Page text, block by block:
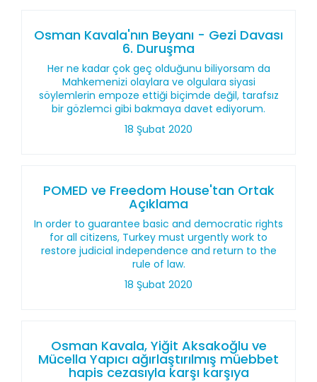
Osman Kavala'nın Beyanı - Gezi Davası
6. Duruşma
Her ne kadar çok geç olduğunu biliyorsam da
Mahkemenizi olaylara ve olgulara siyasi
söylemlerin empoze ettiği biçimde değil, tarafsız
bir gözlemci gibi bakmaya davet ediyorum.
18 Şubat 2020
POMED ve Freedom House'tan Ortak
Açıklama
In order to guarantee basic and democratic rights
for all citizens, Turkey must urgently work to
restore judicial independence and return to the
rule of law.
18 Şubat 2020
Osman Kavala, Yiğit Aksakoğlu ve
Mücella Yapıcı ağırlaştırılmış müebbet
hapis cezasıyla karşı karşıya